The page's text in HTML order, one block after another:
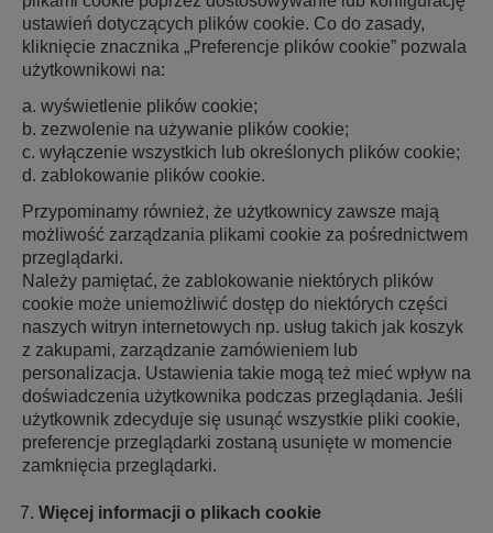
ustawień dotyczących plików cookie. Co do zasady,
kliknięcie znacznika „Preferencje plików cookie” pozwala
użytkownikowi na:
a. wyświetlenie plików cookie;
b. zezwolenie na używanie plików cookie;
c. wyłączenie wszystkich lub określonych plików cookie;
d. zablokowanie plików cookie.
Przypominamy również, że użytkownicy zawsze mają
możliwość zarządzania plikami cookie za pośrednictwem
przeglądarki.
Należy pamiętać, że zablokowanie niektórych plików
cookie może uniemożliwić dostęp do niektórych części
naszych witryn internetowych np. usług takich jak koszyk
z zakupami, zarządzanie zamówieniem lub
personalizacja. Ustawienia takie mogą też mieć wpływ na
doświadczenia użytkownika podczas przeglądania. Jeśli
użytkownik zdecyduje się usunąć wszystkie pliki cookie,
preferencje przeglądarki zostaną usunięte w momencie
zamknięcia przeglądarki.
Więcej informacji o plikach cookie